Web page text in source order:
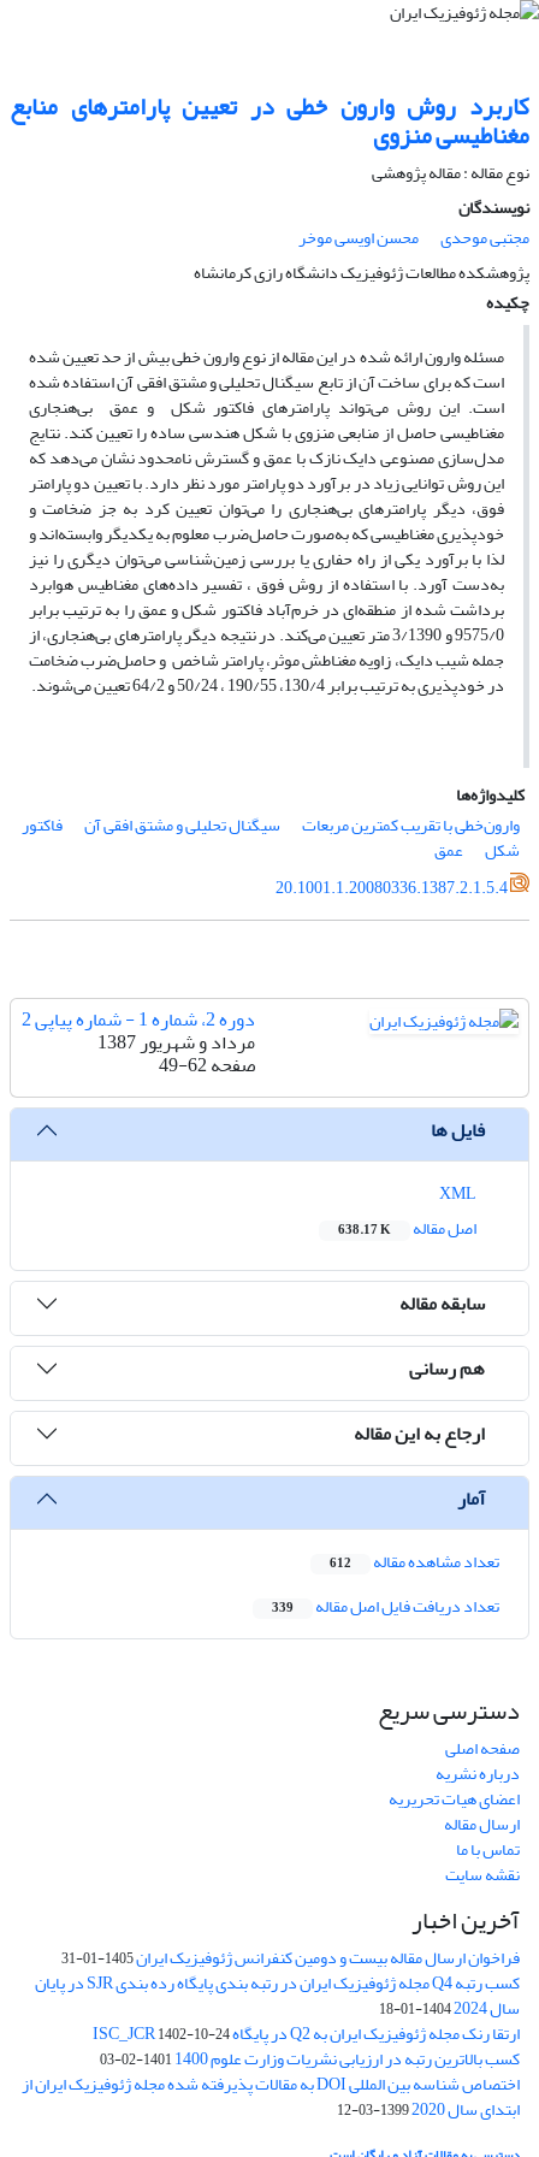
کاربرد روش وارون خطی در تعیین پارامترهای منابع
مغناطیسی منزوی
نوع مقاله : مقاله پژوهشی‌
نویسندگان
مجتبی موحدی
محسن اویسی موخر
پژوهشکده مطالعات ژئوفیزیک دانشگاه رازی کرمانشاه
چکیده
مسئله وارون ارائه شده در این مقاله از نوع وارون خطی بیش از حد تعیین شده
است که برای ساخت آن از تابع سیگنال تحلیلی و مشتق افقی آن استفاده شده
است. این روش می‌تواند پارامترهای فاکتور شکل و عمق بی‌هنجاری
مغناطیسی حاصل از منابعی منزوی با شکل هندسی ساده را تعیین کند. نتایج
مدل‌سازی مصنوعی دایک نازک با عمق و گسترش نامحدود نشان می‌دهد که
این روش توانایی زیاد در برآورد دو پارامتر مورد نظر دارد. با تعیین دو پارامتر
فوق، دیگر پارامترهای بی‌هنجاری را می‌توان تعیین کرد به جز ضخامت و
خودپذیری مغناطیسی که به‌صورت حاصل‌ضرب معلوم به یکدیگر وابسته‌اند و
لذا با برآورد یکی از راه حفاری یا بررسی زمین‌شناسی می‌توان دیگری را نیز
به‌دست آورد. با استفاده از روش فوق ، تفسیر داده‌های مغناطیس هوابرد
برداشت شده از منطقه‌ای در خرم‌آباد فاکتور شکل و عمق را به ترتیب برابر
9575/0 و 3/1390 متر تعیین می‌کند. در نتیجه دیگر پارامترهای بی‌هنجاری، از
جمله شیب دایک، زاویه مغناطش موثر، پارامتر شاخص و حاصل‌ضرب ضخامت
در خودپذیری به ترتیب برابر 130/4، 190/55 ، 50/24 و 64/2 تعیین می‌شوند.
کلیدواژه‌ها
وارون‌خطی با تقریب کمترین مربعات
سیگنال تحلیلی و مشتق افقی آن فاکتور
شکل
عمق
20.1001.1.20080336.1387.2.1.5.4
دوره 2، شماره 1 - شماره پیاپی 2
مرداد و شهریور 1387
صفحه49-62
فایل ها
اصل مقاله
638.17 K
سابقه مقاله
هم رسانی
ارجاع به این مقاله
آمار
تعداد مشاهده مقاله 612
تعداد دریافت فایل اصل مقاله 339
دسترسی سریع
صفحه اصلی
درباره نشریه
اعضای هیات تحریریه
ارسال مقاله
تماس با ما
نقشه سایت
آخرین اخبار
فراخوان ارسال مقاله بیست و دومین کنفرانس ژئوفیزیک ایران1405-01-31
کسب رتبه Q4 مجله ژئوفیزیک ایران در رتبه بندی پایگاه رده بندی SJR در پایان
سال 2024 1404-01-18
ارتقا رنک مجله ژئوفیزیک ایران به Q2 در پایگاه ISC_JCR 1402-10-24
کسب بالاترین رتبه در ارزیابی نشریات وزارت علوم 1400 1401-02-03
اختصاص شناسه بین المللی DOI به مقالات پذیرفته شده مجله ژئوفیزیک ایران از
ابتدای سال 2020 1399-03-12